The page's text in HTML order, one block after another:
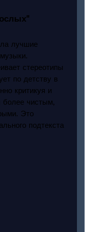
лучшие
стереотипы
по детству в
критикуя и
более чистым,
Это
подтекста